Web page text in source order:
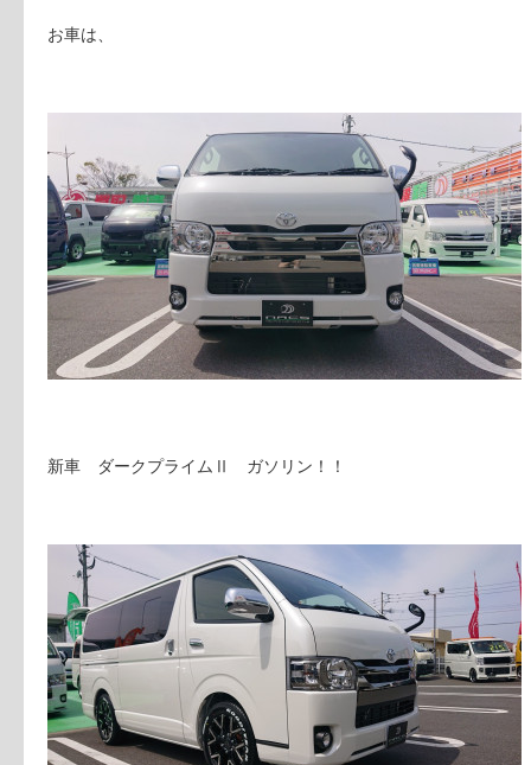
お車は、
新車 ダークプライムⅡ ガソリン！！